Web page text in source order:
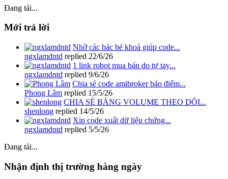
Đang tải...
Mới trả lời
Nhờ các bác bẻ khoá giúp code...
ngxlamdntd replied 22/6/26
1 link robot mua bán do tự tay...
ngxlamdntd replied 9/6/26
Chia sẻ code amibroker báo điểm...
Phong Lâm replied 15/5/26
CHIA SẺ BẢNG VOLUME THEO DÕI...
shenlong replied 14/5/26
Xin code xuất dữ liệu chứng...
ngxlamdntd replied 5/5/26
Đang tải...
Nhận định thị trường hàng ngày